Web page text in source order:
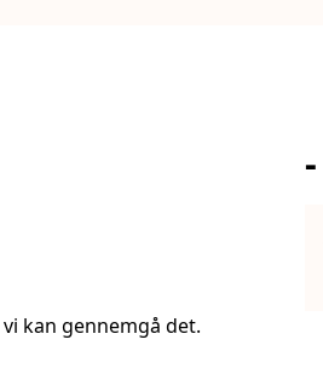
kan gennemgå det.
-